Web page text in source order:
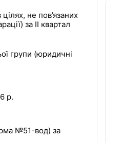
не пов’язаних
за II квартал
групи (юридичні
р.
№51-вод) за